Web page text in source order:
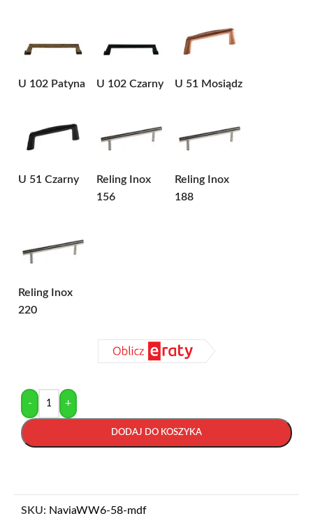
U 102 Patyna U 102 Czarny U 51 Mosiądz
U 51 Czarny
Reling Inox
156
Reling Inox
188
Reling Inox
220
- +
DODAJ DO KOSZYKA
SKU: NaviaWW6-58-mdf